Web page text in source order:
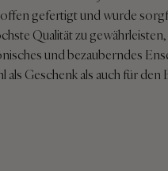
gefertigt und wurde
Qualität zu
und bezauberndes
als Geschenk als auch für den